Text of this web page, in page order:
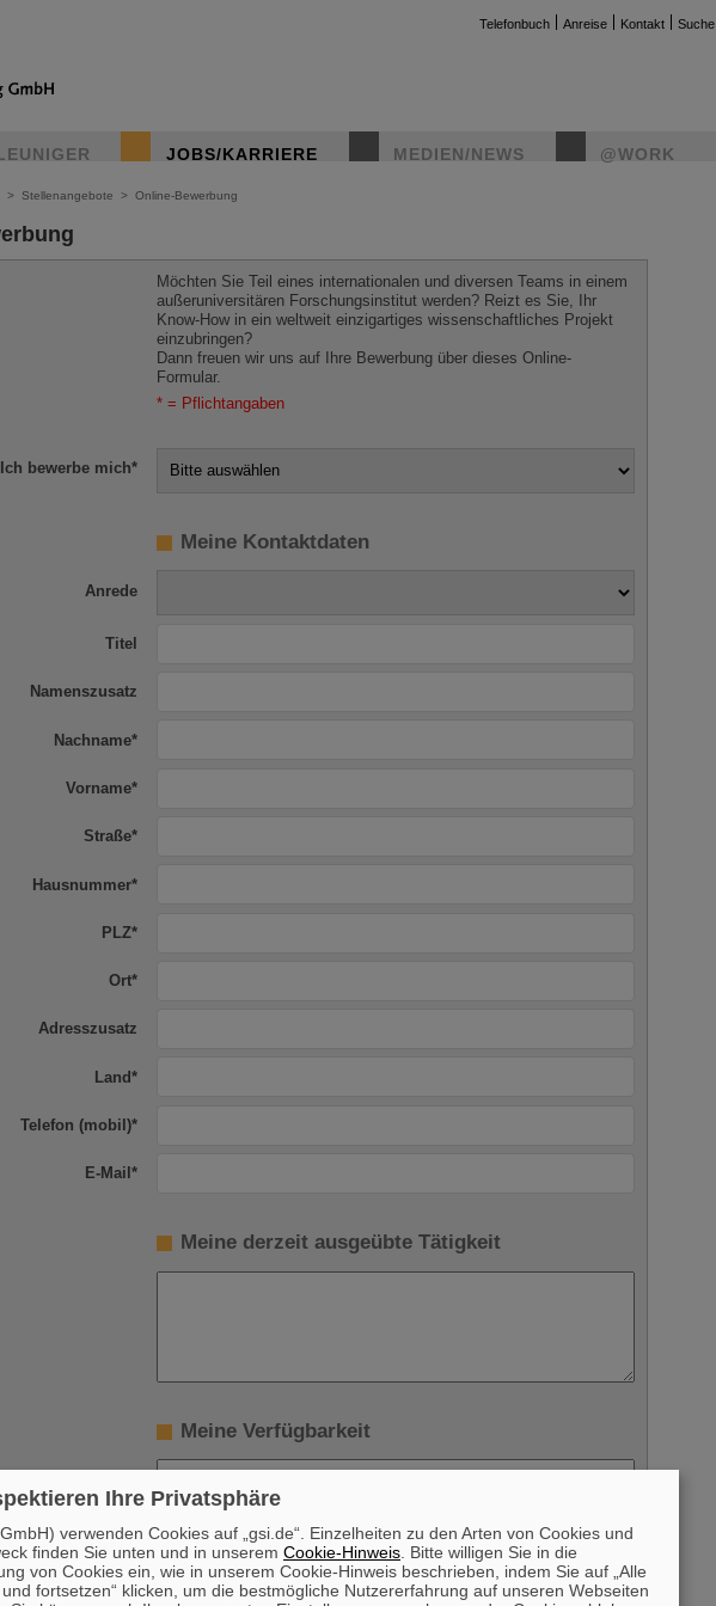
Telefonbuch Anreise Kontakt Suche
JOBS/KARRIERE MEDIEN/NEWS @WORK
> Stellenangebote > Online-Bewerbung
Möchten Sie Teil eines internationalen und diversen Teams in einem
außeruniversitären Forschungsinstitut werden? Reizt es Sie, Ihr
Know-How in ein weltweit einzigartiges wissenschaftliches Projekt
einzubringen?
Dann freuen wir uns auf Ihre Bewerbung über dieses Online-
Formular.
* = Pflichtangaben
Ich bewerbe mich*
Meine Kontaktdaten
Anrede
Titel
Namenszusatz
Nachname*
Vorname*
Straße*
Hausnummer*
PLZ*
Ort*
Adresszusatz
Land *
Telefon (mobil)*
E-Mail *
Meine derzeit ausgeübte Tätigkeit
Meine Verfügbarkeit
Freiwillige Angabe
Ja
Ihre Privatsphäre
verwenden Cookies auf „gsi.de“. Einzelheiten zu den Arten von Cookies und
finden Sie unten und in unserem Cookie-Hinweis . Bitte willigen Sie in die
von Cookies ein, wie in unserem Cookie-Hinweis beschrieben, indem Sie auf „Alle
fortsetzen“ klicken, um die bestmögliche Nutzererfahrung auf unseren Webseiten